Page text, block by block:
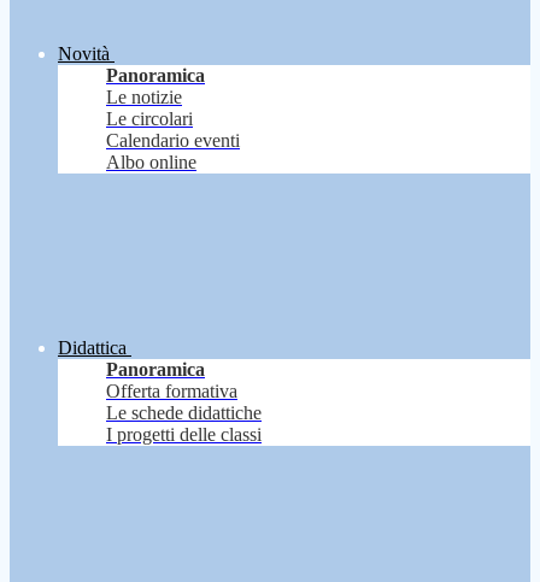
Novità
Panoramica
Le notizie
Le circolari
Calendario eventi
Albo online
Didattica
Panoramica
Offerta formativa
Le schede didattiche
I progetti delle classi